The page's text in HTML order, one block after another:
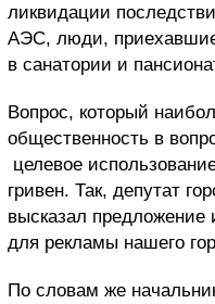
ликвидации
АЭС, люди, приехавшие
в санатории и
Вопрос, который
общественность в
целевое
гривен. Так, депутат
высказал предложение
для рекламы нашего
По словам же